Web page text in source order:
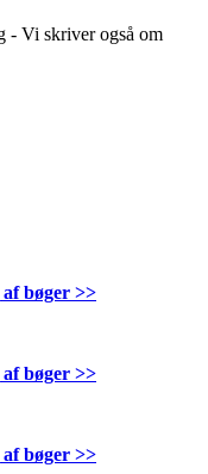
- Vi skriver også om
bøger >>
bøger >>
bøger >>